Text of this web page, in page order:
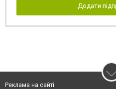
Додати
Реклама на сайті